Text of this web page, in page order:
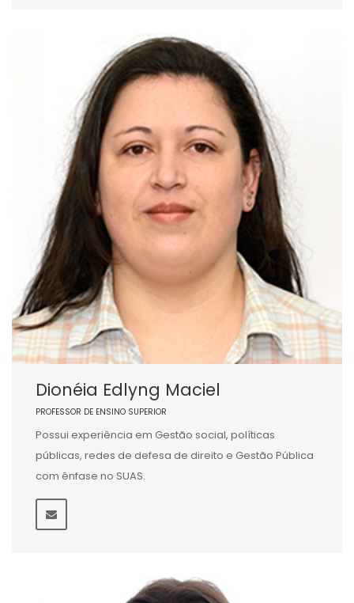
Dionéia Edlyng Maciel
PROFESSOR DE ENSINO SUPERIOR
Possui experiência em Gestão social, políticas
públicas, redes de defesa de direito e Gestão Pública
com ênfase no SUAS.